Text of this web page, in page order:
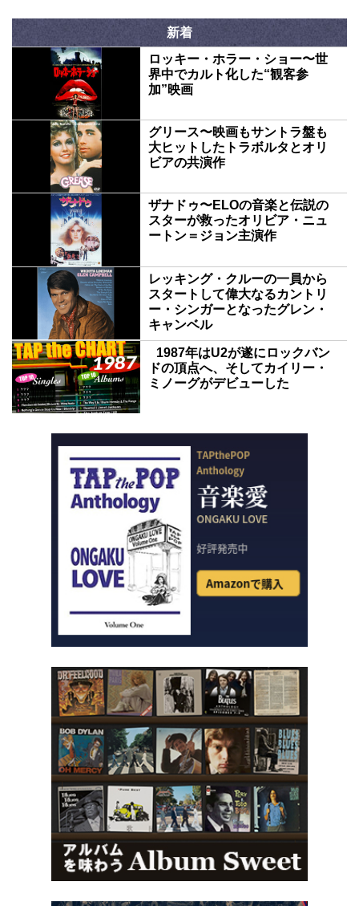
新着
ロッキー・ホラー・ショー〜世
界中でカルト化した“観客参
加”映画
グリース〜映画もサントラ盤も
大ヒットしたトラボルタとオリ
ビアの共演作
ザナドゥ〜ELOの音楽と伝説の
スターが救ったオリビア・ニュ
ートン＝ジョン主演作
レッキング・クルーの一員から
スタートして偉大なるカントリ
ー・シンガーとなったグレン・
キャンベル
1987年はU2が遂にロックバン
ドの頂点へ、そしてカイリー・
ミノーグがデビューした